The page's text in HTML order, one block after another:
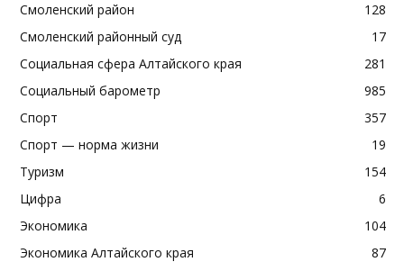
Смоленский район
128
Смоленский районный суд
17
Социальная сфера Алтайского края
281
Социальный барометр
985
Спорт
357
Спорт — норма жизни
19
Туризм
154
Цифра
6
Экономика
104
Экономика Алтайского края
87